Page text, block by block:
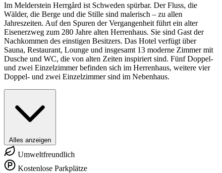
Im Melderstein Herrgård ist Schweden spürbar. Der Fluss, die
Wälder, die Berge und die Stille sind malerisch – zu allen
Jahreszeiten. Auf den Spuren der Vergangenheit führt ein alter
Eisenerzweg zum 280 Jahre alten Herrenhaus. Sie sind Gast der
Nachkommen des einstigen Besitzers. Das Hotel verfügt über
Sauna, Restaurant, Lounge und insgesamt 13 moderne Zimmer mit
Dusche und WC, die von alten Zeiten inspiriert sind. Fünf Doppel-
und zwei Einzelzimmer befinden sich im Herrenhaus, weitere vier
Doppel- und zwei Einzelzimmer sind im Nebenhaus.
Alles anzeigen
Umweltfreundlich
Kostenlose Parkplätze